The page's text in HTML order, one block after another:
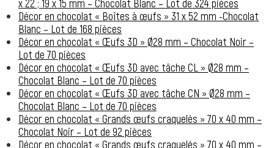
x 22 ; 19 x 15 mm – Chocolat Blanc – Lot de 324 pièces
Décor en chocolat « Boîtes à œufs » 31 x 52 mm -Chocolat
Blanc – Lot de 168 pièces
Décor en chocolat « Œufs 3D » Ø28 mm – Chocolat Noir –
Lot de 70 pièces
Décor en chocolat « Œufs 3D avec tâche CL » Ø28 mm –
Chocolat Blanc – Lot de 70 pièces
Décor en chocolat « Œufs 3D avec tâche CN » Ø28 mm –
Chocolat Blanc – Lot de 70 pièces
Décor en chocolat « Grands œufs craquelés » 70 x 40 mm –
Chocolat Noir – Lot de 92 pièces
Décor en chocolat « Grands œufs craquelés » 70 x 40 mm –